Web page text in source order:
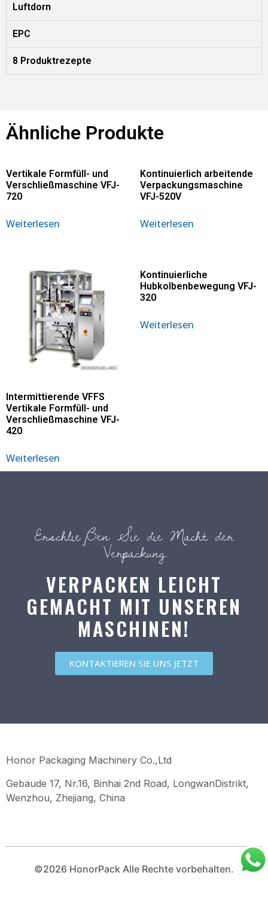
Luftdorn
EPC
8 Produktrezepte
Ähnliche Produkte
Vertikale Formfüll- und
Verschließmaschine VFJ-
720
Weiterlesen
Kontinuierlich arbeitende
Verpackungsmaschine
VFJ-520V
Weiterlesen
Intermittierende VFFS
Vertikale Formfüll- und
Verschließmaschine VFJ-
420
Weiterlesen
Kontinuierliche
Hubkolbenbewegung VFJ-
320
Weiterlesen
Erschließen Sie die Macht der
Verpackung
VERPACKEN LEICHT
GEMACHT MIT UNSEREN
MASCHINEN!
KONTAKTIEREN SIE UNS JETZT
Honor Packaging Machinery Co.,Ltd
Gebäude 17, Nr.16, Binhai 2nd Road, LongwanDistrikt,
Wenzhou, Zhejiang, China
©2026 HonorPack Alle Rechte vorbehalten.